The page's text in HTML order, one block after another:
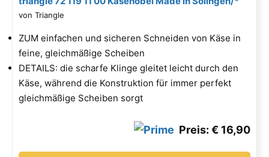
von Triangle
ZUM einfachen und sicheren Schneiden von Käse in
feine, gleichmäßige Scheiben
DETAILS: die scharfe Klinge gleitet leicht durch den
Käse, während die Konstruktion für immer perfekt
gleichmäßige Scheiben sorgt
Preis: € 16,90